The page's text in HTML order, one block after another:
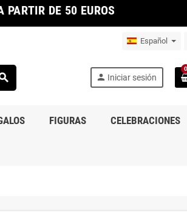
PARTIR DE 50 EUROS
Español
person Iniciar sesión
0
FIGURAS CELEBRACIONES